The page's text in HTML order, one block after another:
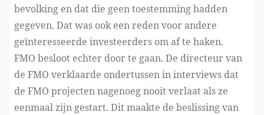
bevolking en dat die geen toestemming hadden
gegeven. Dat was ook een reden voor andere
geïnteresseerde investeerders om af te haken.
FMO besloot echter door te gaan. De directeur van
de FMO verklaarde ondertussen in interviews dat
de FMO projecten nagenoeg nooit verlaat als ze
eenmaal zijn gestart. Dit maakte de beslissing van